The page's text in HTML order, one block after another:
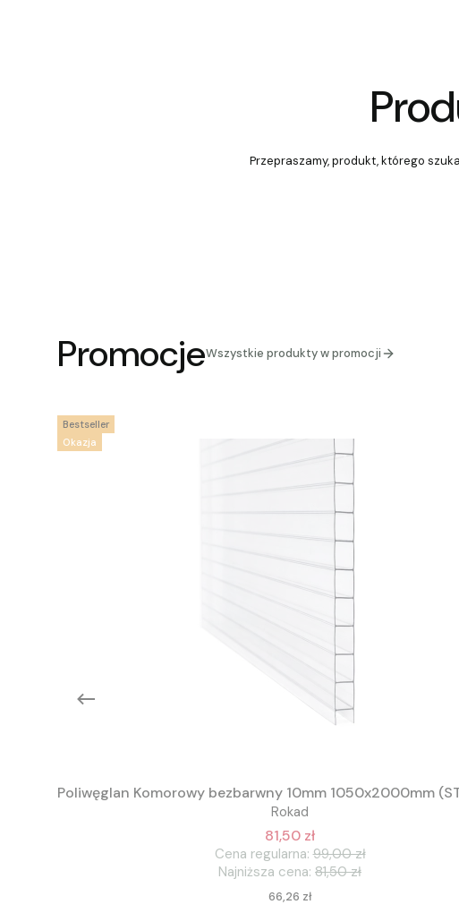
Przepraszamy, produkt, którego
PromocjeWszystkie produkty w promocji
Okazja
Bestseller
Poliwęglan Komorowy bezbarwny 10mm 1050x2000mm
Rokad
81,50 zł
Cena regularna: 99,00 zł
Najniższa cena: 81,50 zł
Cena
66,26 zł